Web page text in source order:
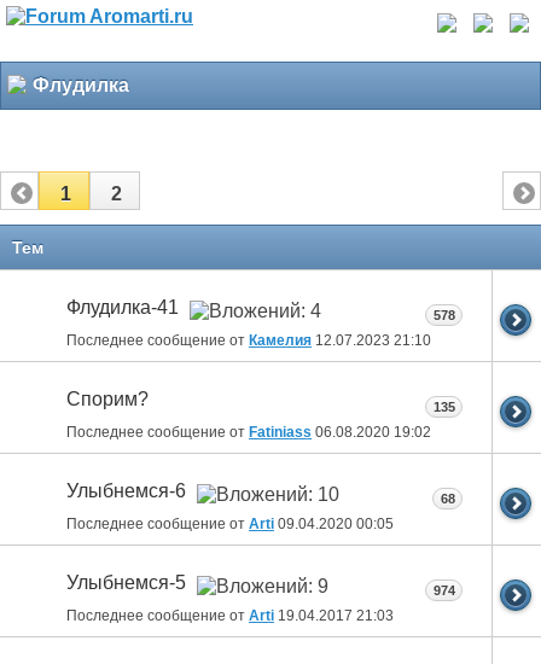
Флудилка
1 2
Тем
Флудилка-41
Последнее сообщение от Камелия 12.07.2023 21:10
578
Спорим?
Последнее сообщение от Fatiniass 06.08.2020 19:02
135
Улыбнемся-6
Последнее сообщение от Arti 09.04.2020 00:05
68
Улыбнемся-5
Последнее сообщение от Arti 19.04.2017 21:03
974